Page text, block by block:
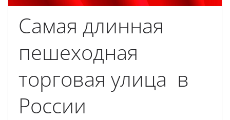
Самая длинная
пешеходная
торговая улица в
России